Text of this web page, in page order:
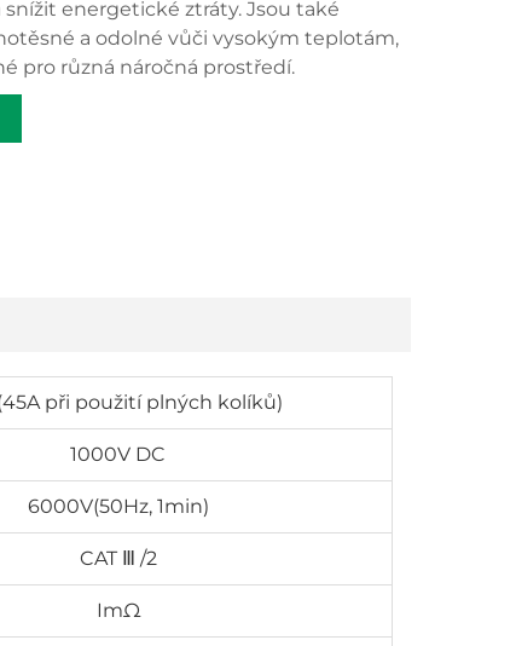
energetické ztráty. Jsou také
a odolné vůči vysokým teplotám,
pro různá náročná prostředí.
při použití plných kolíků)
1000V DC
6000V(50Hz, 1min)
CAT Ⅲ /2
ImΩ